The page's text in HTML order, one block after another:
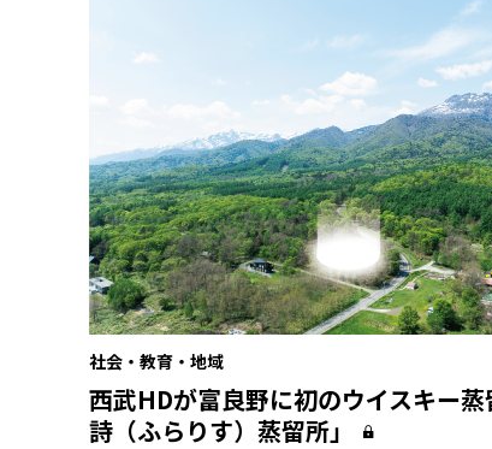
社会・教育・地域
西武HDが富良野に初のウイスキー
詩（ふらりす）蒸留所」